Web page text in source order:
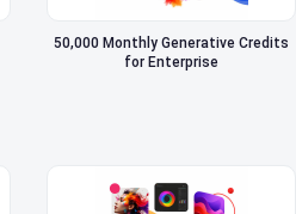
50,000 Monthly Generative Credits
for Enterprise